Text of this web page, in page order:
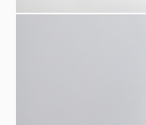
Autos zuwandte.